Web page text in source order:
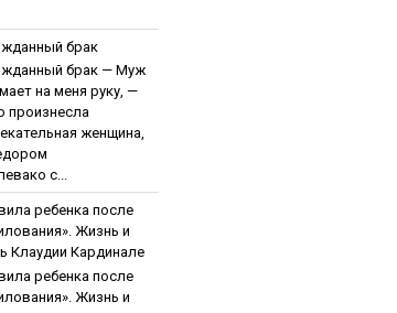
бpaк
бpaк — Муж
на меня руку, —
произнесла
женщина,
с...
peбeнкa пocлe
Жизнь и
Клaудии Кapдинaлe
peбeнкa пocлe
Жизнь и